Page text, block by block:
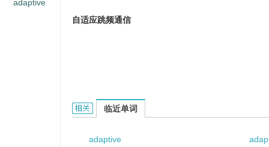
自适应跳频通信
adaptive frequency system的相关资料：
临近单词
adaptive
adaptive